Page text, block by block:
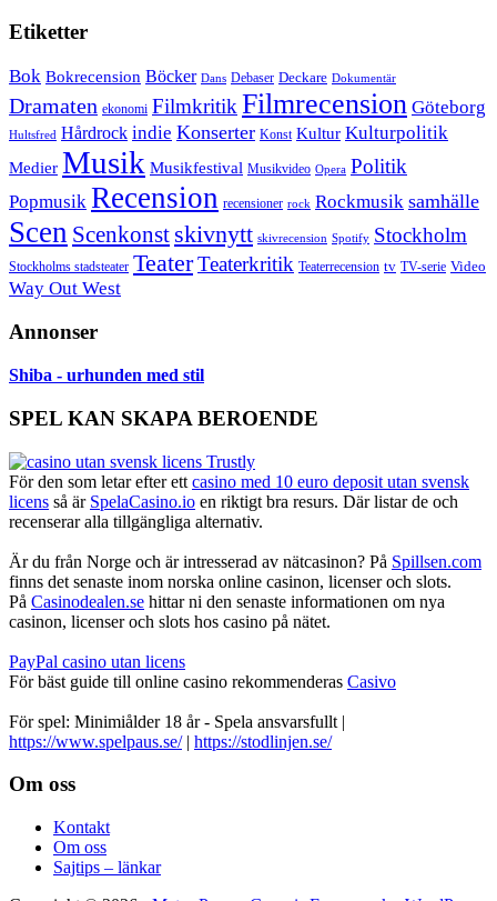
Etiketter
Bok Bokrecension Böcker Dans Debaser Deckare Dokumentär
Dramaten ekonomi Filmkritik Filmrecension Göteborg
Hultsfred Hårdrock indie Konserter Konst Kultur Kulturpolitik
Medier Musik Musikfestival Musikvideo Opera Politik
Popmusik Recension recensioner rock Rockmusik samhälle
Scen Scenkonst skivnytt skivrecension Spotify Stockholm
Stockholms stadsteater TeaterTeaterkritik Teaterrecension tv TV-serie Video
Way Out West
Annonser
Shiba - urhunden med stil
SPEL KAN SKAPA BEROENDE
För den som letar efter ett casino med 10 euro deposit utan svensk
licens så är SpelaCasino.io en riktigt bra resurs. Där listar de och
recenserar alla tillgängliga alternativ.
Är du från Norge och är intresserad av nätcasinon? På Spillsen.com
finns det senaste inom norska online casinon, licenser och slots.
På Casinodealen.se hittar ni den senaste informationen om nya
casinon, licenser och slots hos casino på nätet.
PayPal casino utan licens
För bäst guide till online casino rekommenderas Casivo
För spel: Minimiålder 18 år - Spela ansvarsfullt |
https://www.spelpaus.se/| https://stodlinjen.se/
Footer
Om oss
Kontakt
Om oss
Sajtips – länkar